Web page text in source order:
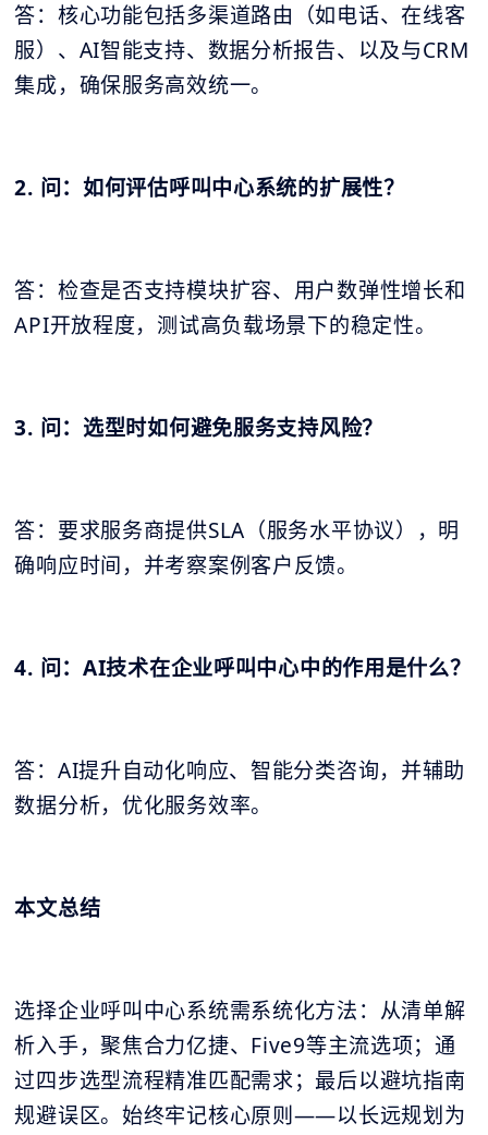
答：核心功能包括多渠道路由（如电话、在线客
服）、AI智能支持、数据分析报告、以及与CRM
集成，确保服务高效统一。
2. 问：如何评估呼叫中心系统的扩展性？
答：检查是否支持模块扩容、用户数弹性增长和
API开放程度，测试高负载场景下的稳定性。
3. 问：选型时如何避免服务支持风险？
答：要求服务商提供SLA（服务水平协议），明
确响应时间，并考察案例客户反馈。
4. 问：AI技术在企业呼叫中心中的作用是什么？
答：AI提升自动化响应、智能分类咨询，并辅助
数据分析，优化服务效率。
本文总结
选择企业呼叫中心系统需系统化方法：从清单解
析入手，聚焦合力亿捷、Five9等主流选项；通
过四步选型流程精准匹配需求；最后以避坑指南
规避误区。始终牢记核心原则——以长远规划为